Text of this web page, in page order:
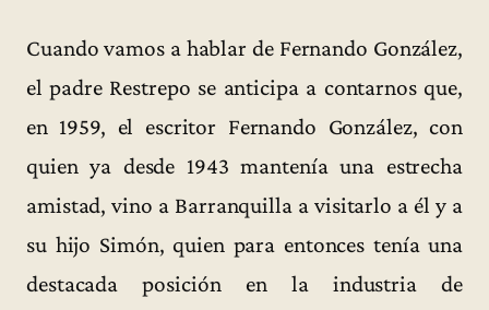
Cuando vamos a hablar de Fernando González,
el padre Restrepo se anticipa a contarnos que,
en 1959, el escritor Fernando González, con
quien ya desde 1943 mantenía una estrecha
amistad, vino a Barranquilla a visitarlo a él y a
su hijo Simón, quien para entonces tenía una
destacada posición en la industria de